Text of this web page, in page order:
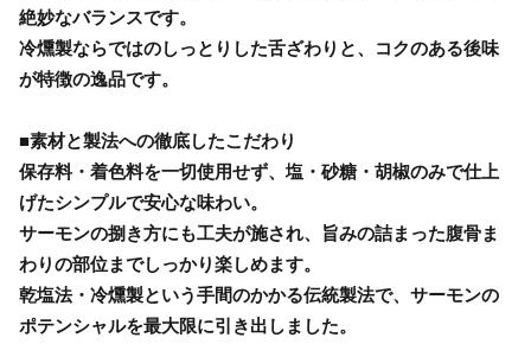
絶妙なバランスです。
冷燻製ならではのしっとりした舌ざわりと、コクのある後味
が特徴の逸品です。
■素材と製法への徹底したこだわり
保存料・着色料を一切使用せず、塩・砂糖・胡椒のみで仕上
げたシンプルで安心な味わい。
サーモンの捌き方にも工夫が施され、旨みの詰まった腹骨ま
わりの部位までしっかり楽しめます。
乾塩法・冷燻製という手間のかかる伝統製法で、サーモンの
ポテンシャルを最大限に引き出しました。